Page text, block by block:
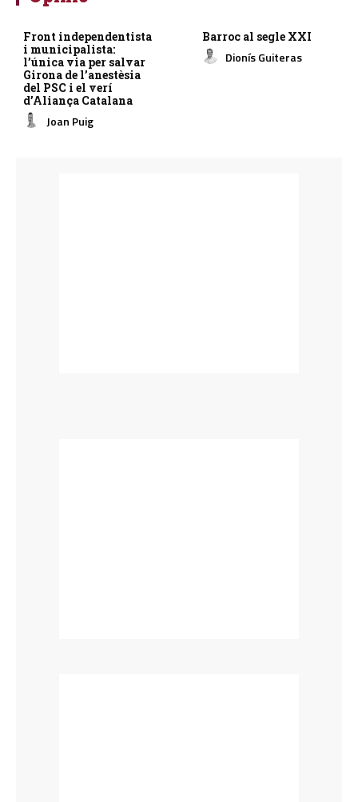
Front independentista
i municipalista:
l’única via per salvar
Girona de l’anestèsia
del PSC i el verí
d’Aliança Catalana
Joan Puig
Barroc al segle XXI
Dionís Guiteras